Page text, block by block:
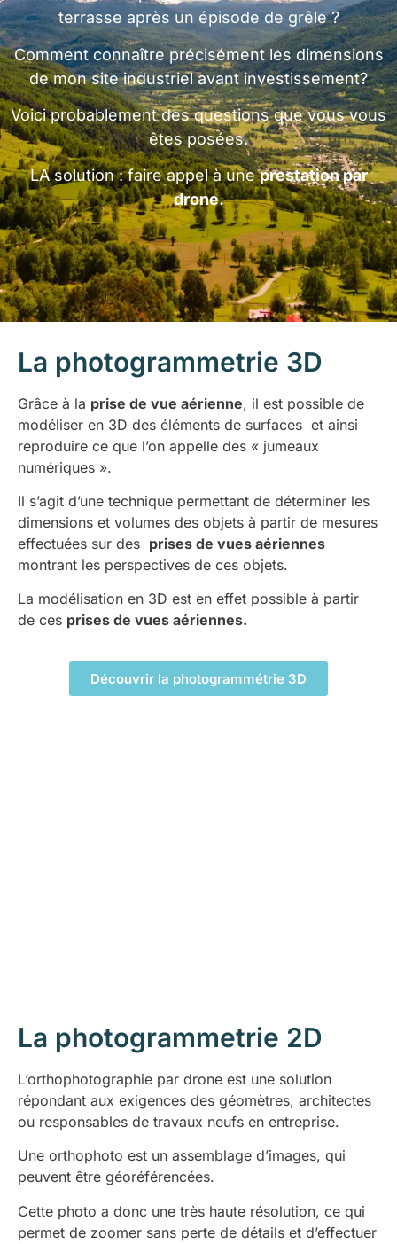
terrasse après un épisode de grêle ?
Comment connaître précisément les dimensions
de mon site industriel avant investissement?
Voici probablement des questions que vous vous
êtes posées.
LA solution : faire appel à uneprestation par
drone.
La photogrammetrie 3D
Grâce à la prise de vue aérienne, il est possible de
modéliser en 3D des éléments de surfaces et ainsi
reproduire ce que l’on appelle des « jumeaux
numériques ».
Il s’agit d’une technique permettant de déterminer les
dimensions et volumes des objets à partir de mesures
effectuées sur des prises de vues aériennes
montrant les perspectives de ces objets.
La modélisation en 3D est en effet possible à partir
de ces prises de vues aériennes.
Découvrir la photogrammétrie 3D
La photogrammetrie 2D
L’orthophotographie par drone est une solution
répondant aux exigences des géomètres, architectes
ou responsables de travaux neufs en entreprise.
Une orthophoto est un assemblage d’images, qui
peuvent être géoréférencées.
Cette photo a donc une très haute résolution, ce qui
permet de zoomer sans perte de détails et d’effectuer